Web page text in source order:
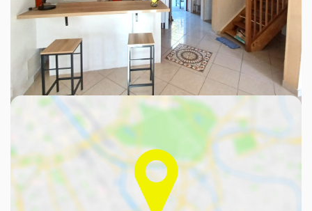
Découvrez votre futur quartier
Avec votre expert Haut Var Immobilier